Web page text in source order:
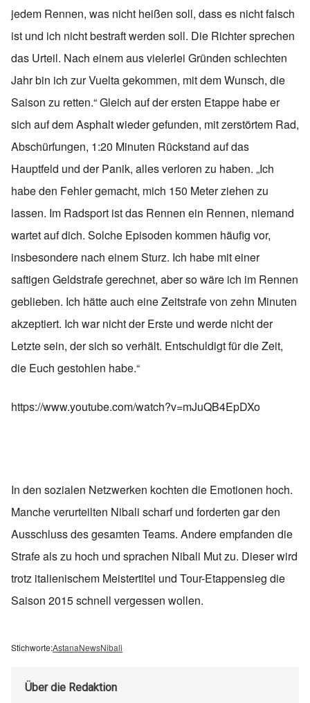
jedem Rennen, was nicht heißen soll, dass es nicht falsch
ist und ich nicht bestraft werden soll. Die Richter sprechen
das Urteil. Nach einem aus vielerlei Gründen schlechten
Jahr bin ich zur Vuelta gekommen, mit dem Wunsch, die
Saison zu retten.“ Gleich auf der ersten Etappe habe er
sich auf dem Asphalt wieder gefunden, mit zerstörtem Rad,
Abschürfungen, 1:20 Minuten Rückstand auf das
Hauptfeld und der Panik, alles verloren zu haben. „Ich
habe den Fehler gemacht, mich 150 Meter ziehen zu
lassen. Im Radsport ist das Rennen ein Rennen, niemand
wartet auf dich. Solche Episoden kommen häufig vor,
insbesondere nach einem Sturz. Ich habe mit einer
saftigen Geldstrafe gerechnet, aber so wäre ich im Rennen
geblieben. Ich hätte auch eine Zeitstrafe von zehn Minuten
akzeptiert. Ich war nicht der Erste und werde nicht der
Letzte sein, der sich so verhält. Entschuldigt für die Zeit,
die Euch gestohlen habe.“
https://www.youtube.com/watch?v=mJuQB4EpDXo
In den sozialen Netzwerken kochten die Emotionen hoch.
Manche verurteilten Nibali scharf und forderten gar den
Ausschluss des gesamten Teams. Andere empfanden die
Strafe als zu hoch und sprachen Nibali Mut zu. Dieser wird
trotz italienischem Meistertitel und Tour-Etappensieg die
Saison 2015 schnell vergessen wollen.
Stichworte:AstanaNewsNibali
Überdie Redaktion